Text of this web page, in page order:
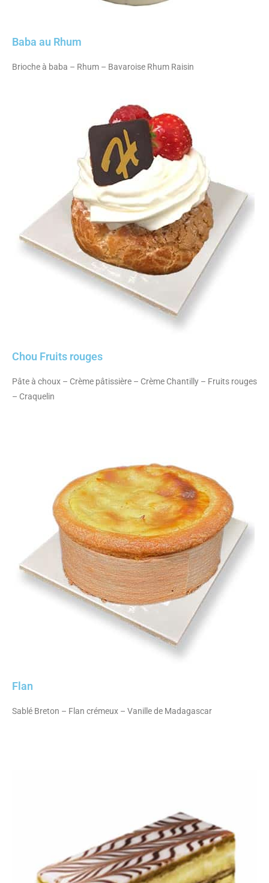
Baba au Rhum
Brioche à baba – Rhum – Bavaroise Rhum Raisin
Chou Fruits rouges
Pâte à choux – Crème pâtissière – Crème Chantilly – Fruits rouges
– Craquelin
Flan
Sablé Breton – Flan crémeux – Vanille de Madagascar